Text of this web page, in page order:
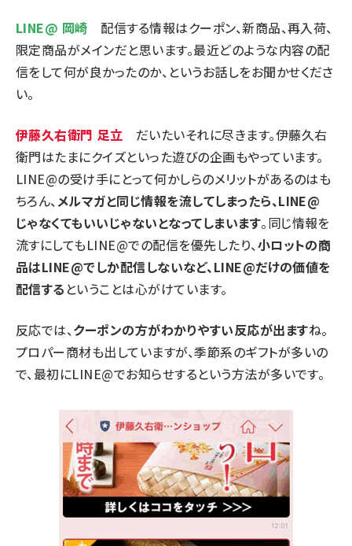
LINE@ 岡崎 配信する情報はクーポン、新商品、再入荷、
限定商品がメインだと思います。最近どのような内容の配
信をして何が良かったのか、というお話しをお聞かせくださ
い。
伊藤久右衛門 足立 だいたいそれに尽きます。伊藤久右
衛門はたまにクイズといった遊びの企画もやっています。
LINE@の受け手にとって何かしらのメリットがあるのはも
ちろん、メルマガと同じ情報を流してしまったら、LINE@
じゃなくてもいいじゃないとなってしまいます。同じ情報を
流すにしてもLINE@での配信を優先したり、小ロットの商
品はLINE@でしか配信しないなど、LINE@だけの価値を
配信する ということは心がけています。
反応では、クーポンの方がわかりやすい反応が出ますね。
プロパー商材も出していますが、季節系のギフトが多いの
で、最初にLINE@でお知らせするという方法が多いです。